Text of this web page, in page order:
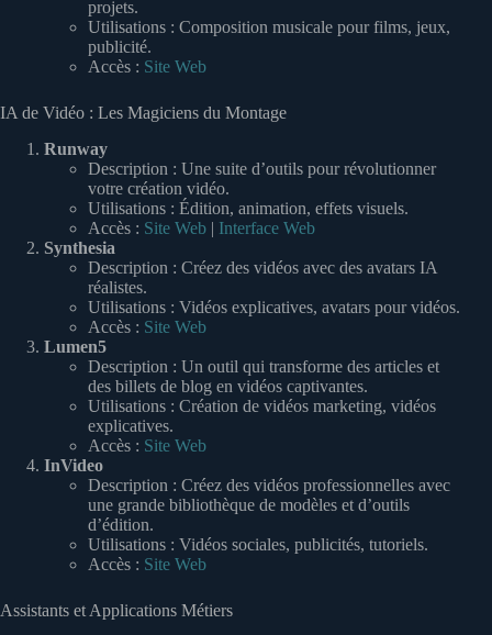
projets.
Utilisations : Composition musicale pour films, jeux,
publicité.
Accès : Site Web
IA de Vidéo : Les Magiciens du Montage
Runway
Description : Une suite d’outils pour révolutionner
votre création vidéo.
Utilisations : Édition, animation, effets visuels.
Accès : Site Web | Interface Web
Synthesia
Description : Créez des vidéos avec des avatars IA
réalistes.
Utilisations : Vidéos explicatives, avatars pour vidéos.
Accès : Site Web
Lumen5
Description : Un outil qui transforme des articles et
des billets de blog en vidéos captivantes.
Utilisations : Création de vidéos marketing, vidéos
explicatives.
Accès : Site Web
InVideo
Description : Créez des vidéos professionnelles avec
une grande bibliothèque de modèles et d’outils
d’édition.
Utilisations : Vidéos sociales, publicités, tutoriels.
Accès : Site Web
Assistants et Applications Métiers